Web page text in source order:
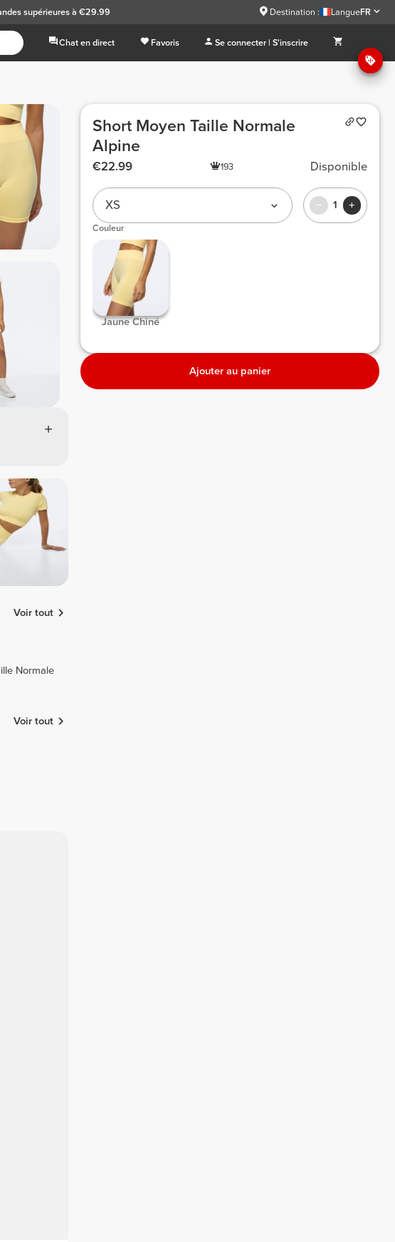
supérieures à €29.99 Destination : LangueFR
Chat en direct Favoris Se connecter | S'inscrire
Voir tout
Normale
Voir tout
Short Moyen Taille Normale
Alpine
€22.99 193 Disponible
XS 1
Couleur
Jaune Chiné
Ajouter au panier